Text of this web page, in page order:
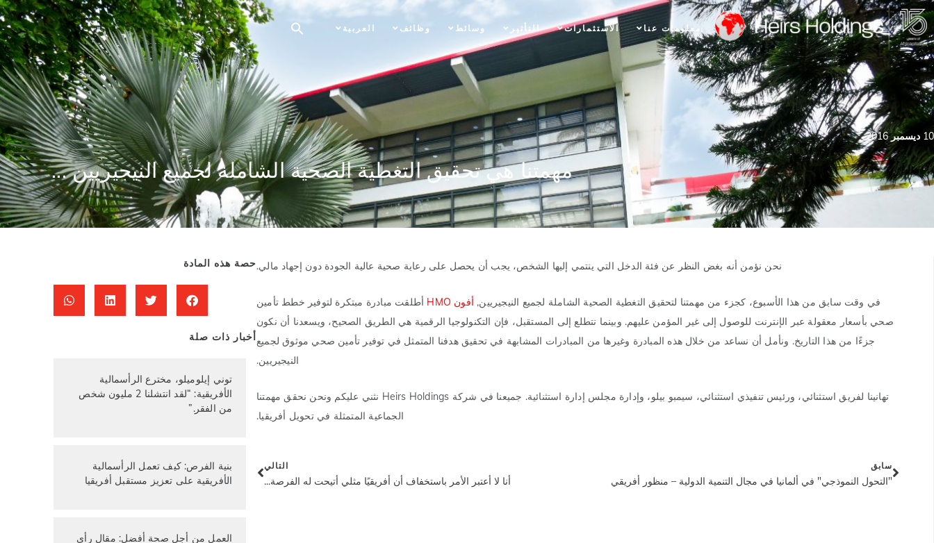
معلومات عنا الاستثمارات التأثير وسائط وظائف العربية
10 ديسمبر 2016
مهمتنا هي تحقيق التغطية الصحية الشاملة لجميع النيجيريين ...
نحن نؤمن أنه بغض النظر عن فئة الدخل التي ينتمي إليها الشخص، يجب أن يحصل على رعاية صحية عالية الجودة دون إجهاد مالي.
في وقت سابق من هذا الأسبوع، كجزء من مهمتنا لتحقيق التغطية الصحية الشاملة لجميع النيجيريين, أفون HMO
أطلقت مبادرة مبتكرة لتوفير خطط تأمين
صحي بأسعار معقولة عبر الإنترنت للوصول إلى غير المؤمن عليهم. وبينما نتطلع إلى المستقبل، فإن التكنولوجيا الرقمية هي الطريق الصحيح، ويسعدنا أن نكون
جزءًا من هذا التاريخ. ونأمل أن نساعد من خلال هذه المبادرة وغيرها من المبادرات المشابهة في تحقيق هدفنا المتمثل في توفير تأمين صحي موثوق لجميع
النيجيريين.
تهانينا لفريق استثنائي، ورئيس تنفيذي استثنائي، سيمبو بيلو، وإدارة مجلس إدارة استثنائية. جميعنا في شركة Heirs Holdings نثني عليكم ونحن نحقق مهمتنا
الجماعية المتمثلة في تحويل أفريقيا.
سابق
"التحول النموذجي" في ألمانيا في مجال التنمية الدولية – منظور أفريقي
التالي
أنا لا أعتبر الأمر باستخفاف أن أفريقيًا مثلي أتيحت له الفرصة...
حصة هذه المادة
أخبار ذات صلة
توني إيلوميلو، مخترع الرأسمالية
الأفريقية: “لقد انتشلنا 2 مليون شخص
من الفقر.”
بنية الفرص: كيف تعمل الرأسمالية
الأفريقية على تعزيز مستقبل أفريقيا
العمل من أجل صحة أفضل: مقال رأي